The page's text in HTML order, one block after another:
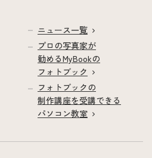
ニュース一覧
プロの写真家が
勧めるMyBookの
フォトブック
フォトブックの
制作講座を受講できる
パソコン教室